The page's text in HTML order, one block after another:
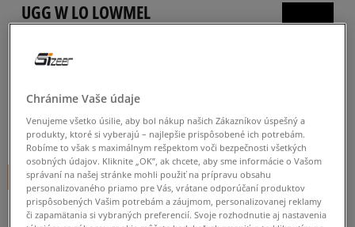
UGG W LO LOWMEL
150€ -17% (počiatočná cena)
150€ -17% (najnižšia cena za posledných 30 dní pred zľavou)
124€cena s DPH
+ 124 BODOV VSIZEERCLUBE
FARBABÉŽOVÁ
Chránime Vaše údaje
Venujeme všetko úsilie, aby bol nákup našich Zákazníkov úspešný a
produkty, ktoré si vyberajú – najlepšie prispôsobené ich potrebám.
Robíme to však s maximálnym rešpektom voči bezpečnosti všetkých
osobných údajov. Kliknite „OK”, ak chcete, aby sme informácie o Vašom
správaní na našej stránke mohli použiť na prípravu obsahu
personalizovaného priamo pre Vás, vrátane odporúčaní produktov
prispôsobených Vašim potrebám a záujmom, personalizovanej reklamy
či zapamätania si vybraných preferencií. Svoje rozhodnutie aj nastavenia